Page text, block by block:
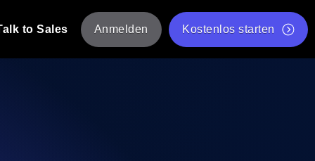
to Sales Anmelden Kostenlos starten